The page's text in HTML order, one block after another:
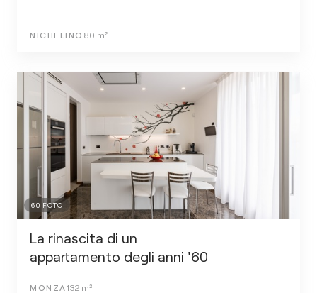
NICHELINO 80 m²
60 FOTO
La rinascita di un
appartamento degli anni '60
MONZA 132m²